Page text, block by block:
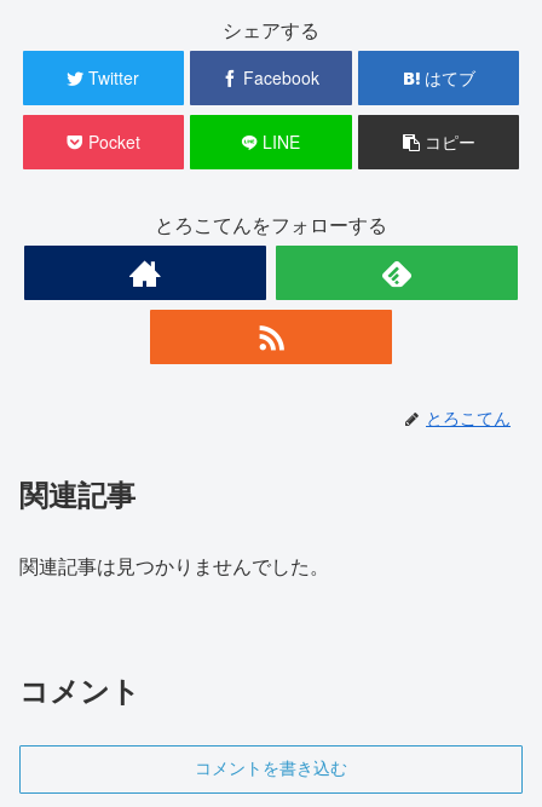
シェアする
Twitter Facebook はてブ
Pocket LINE コピー
とろこてんをフォローする
とろこてん
関連記事
関連記事は見つかりませんでした。
コメント
コメントを書き込む